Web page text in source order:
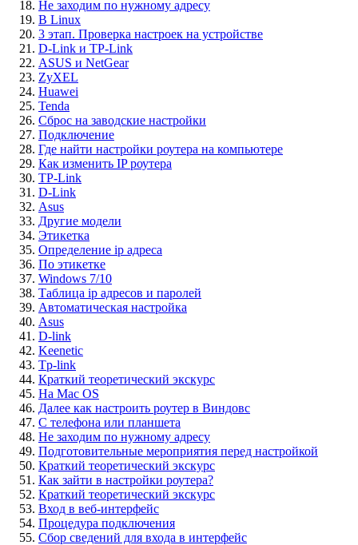
Не заходим по нужному адресу
В Linux
3 этап. Проверка настроек на устройстве
D-Link и TP-Link
ASUS и NetGear
ZyXEL
Huawei
Tenda
Сброс на заводские настройки
Подключение
Где найти настройки роутера на компьютере
Как изменить IP роутера
TP-Link
D-Link
Asus
Другие модели
Этикетка
Определение ip адреса
По этикетке
Windows 7/10
Таблица ip адресов и паролей
Автоматическая настройка
Asus
D-link
Keenetic
Tp-link
Краткий теоретический экскурс
На Mac OS
Далее как настроить роутер в Виндовс
С телефона или планшета
Не заходим по нужному адресу
Подготовительные мероприятия перед настройкой
Краткий теоретический экскурс
Как зайти в настройки роутера?
Краткий теоретический экскурс
Вход в веб-интерфейс
Процедура подключения
Сбор сведений для входа в интерфейс